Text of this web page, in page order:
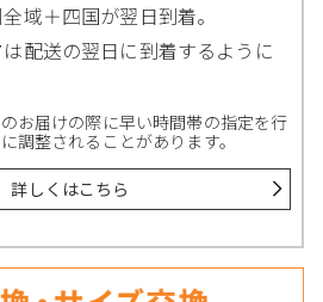
域＋四国が翌日到着。
配送の翌日に到着するように
お届けの際に早い時間帯の指定を行
調整されることがあります。
詳しくはこちら